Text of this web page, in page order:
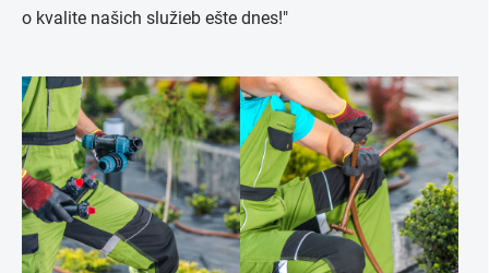
o kvalite našich služieb ešte dnes!"